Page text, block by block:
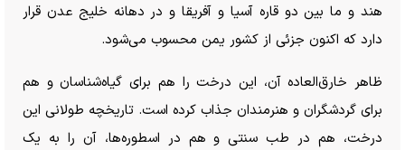
هند و ما بین دو قاره آسیا و آفریقا و در دهانه خلیج عدن قرار
دارد که اکنون جزئی از کشور یمن محسوب می‌شود.
ظاهر خارق‌العاده آن، این درخت را هم برای گیاه‌شناسان و هم
برای گردشگران و هنرمندان جذاب کرده است. تاریخچه طولانی این
درخت، هم در طب سنتی و هم در اسطوره‌ها، آن را به یک